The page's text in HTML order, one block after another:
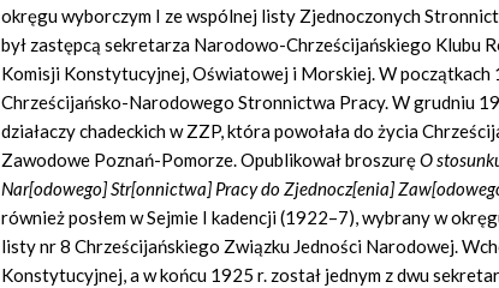
okręgu wyborczym I ze wspólnej listy Zjednoczonych
był zastępcą sekretarza Narodowo-Chrześcijańskiego Klubu
Komisji Konstytucyjnej, Oświatowej i Morskiej. W początkach
Chrześcijańsko-Narodowego Stronnictwa Pracy. W grudniu
działaczy chadeckich w ZZP, która powołała do życia
Zawodowe Poznań-Pomorze. Opublikował broszuręO
Nar[odowego] Str[onnictwa] Pracy do Zjednocz[enia]
również posłem w Sejmie I kadencji (1922–7), wybrany w
listy nr 8 Chrześcijańskiego Związku Jedności Narodowej.
Konstytucyjnej, a w końcu 1925 r. został jednym z dwu